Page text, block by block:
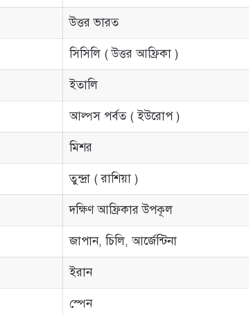
উত্তর ভারত
সিসিলি ( উত্তর আফ্রিকা )
ইতালি
আল্পস পর্বত ( ইউরোপ )
মিশর
তুন্দ্রা ( রাশিয়া )
দক্ষিণ আফ্রিকার উপকূল
জাপান, চিলি, আর্জেন্টিনা
ইরান
স্পেন